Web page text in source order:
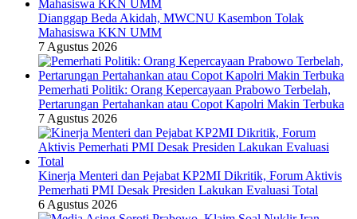
Dianggap Beda Akidah, MWCNU Kasembon Tolak
Mahasiswa KKN UMM
7 Agustus 2026
Pemerhati Politik: Orang Kepercayaan Prabowo Terbelah,
Pertarungan Pertahankan atau Copot Kapolri Makin Terbuka
7 Agustus 2026
Kinerja Menteri dan Pejabat KP2MI Dikritik, Forum Aktivis
Pemerhati PMI Desak Presiden Lakukan Evaluasi Total
6 Agustus 2026